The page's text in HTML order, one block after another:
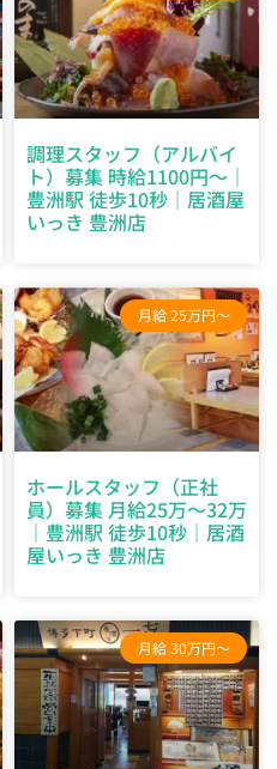
調理スタッフ（アルバイ
ト）募集 時給1100円～｜
豊洲駅 徒歩10秒｜居酒屋
いっき 豊洲店
月給 25万円～
ホールスタッフ（正社
員）募集 月給25万～32万
｜豊洲駅 徒歩10秒｜居酒
屋いっき 豊洲店
月給 30万円～